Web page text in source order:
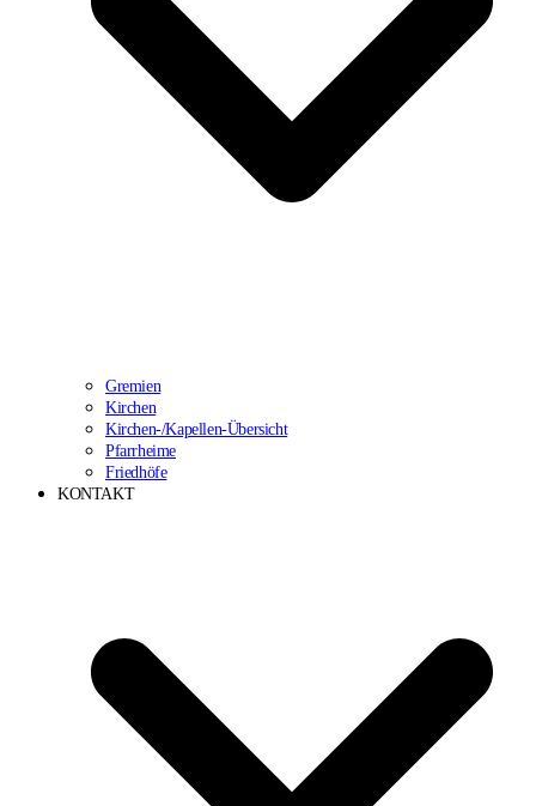
Gremien
Kirchen
Kirchen-/Kapellen-Übersicht
Pfarrheime
Friedhöfe
KONTAKT